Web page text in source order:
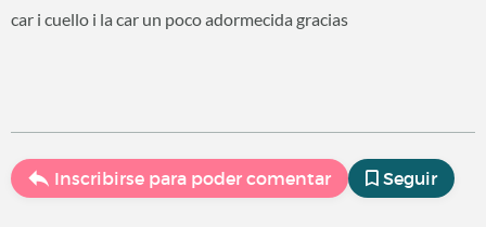
car i cuello i la car un poco adormecida gracias
Inscribirse para poder comentar Seguir